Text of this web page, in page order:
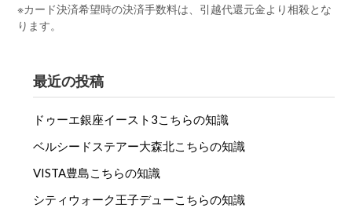
※カード決済希望時の決済手数料は、引越代還元金より相殺とな
ります。
最近の投稿
ドゥーエ銀座イースト3こちらの知識
ベルシードステアー大森北こちらの知識
VISTA豊島こちらの知識
シティウォーク王子デューこちらの知識